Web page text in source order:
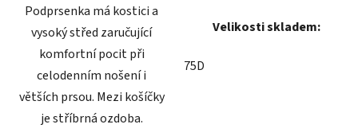
Podprsenka má kostici a
vysoký střed zaručující
komfortní pocit při
celodenním nošení i
větších prsou. Mezi košíčky
je stříbrná ozdoba.
Velikosti skladem:
75D